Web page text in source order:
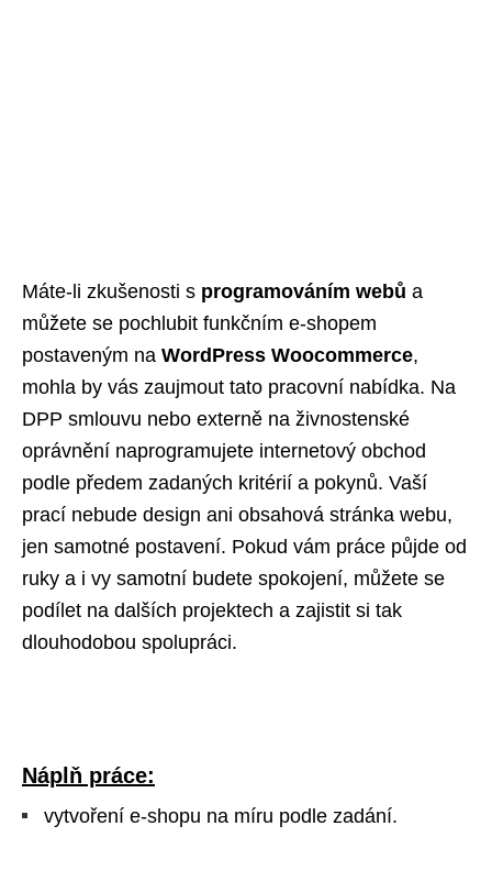
Máte-li zkušenosti s programováním webů a
můžete se pochlubit funkčním e-shopem
postaveným na WordPress Woocommerce,
mohla by vás zaujmout tato pracovní nabídka. Na
DPP smlouvu nebo externě na živnostenské
oprávnění naprogramujete internetový obchod
podle předem zadaných kritérií a pokynů. Vaší
prací nebude design ani obsahová stránka webu,
jen samotné postavení. Pokud vám práce půjde od
ruky a i vy samotní budete spokojení, můžete se
podílet na dalších projektech a zajistit si tak
dlouhodobou spolupráci.
Náplň práce:
vytvoření e-shopu na míru podle zadání.